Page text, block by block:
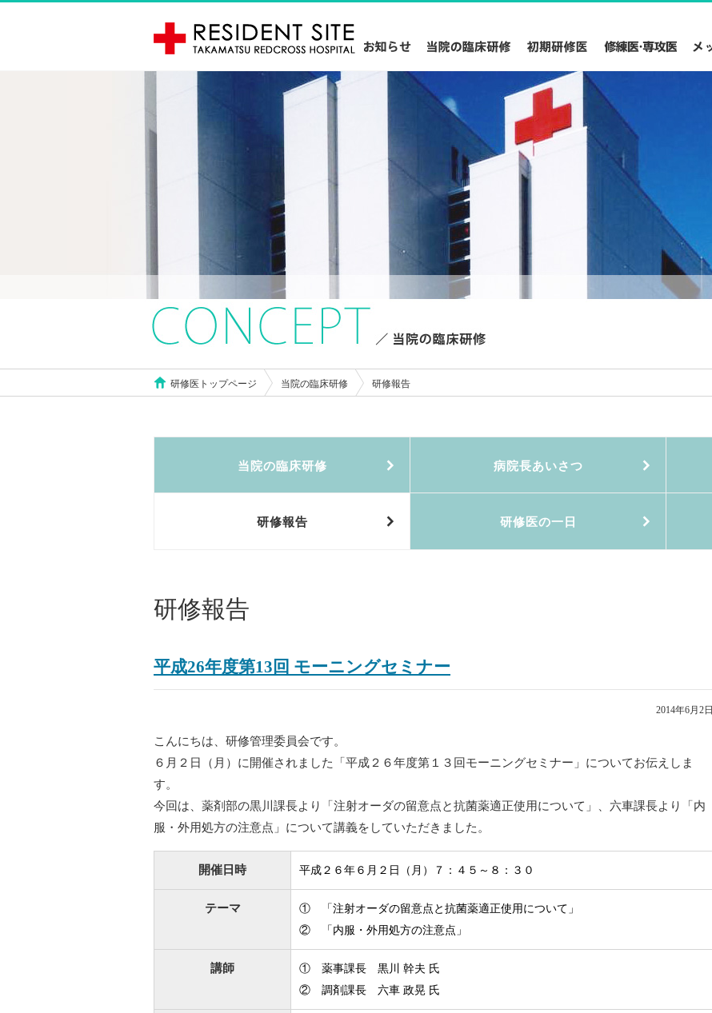
研修医トップページ 当院の臨床研修 研修報告
当院の臨床研修 病院長あいさつ
研修報告 研修医の一日
研修報告
平成26年度第13回 モーニングセミナー
2014年6月2日
こんにちは、研修管理委員会です。
６月２日（月）に開催されました「平成２６年度第１３回モーニングセミナー」についてお伝えしま
す。
今回は、薬剤部の黒川課長より「注射オーダの留意点と抗菌薬適正使用について」、六車課長より「内
服・外用処方の注意点」について講義をしていただきました。
開催日時 平成２６年６月２ 日（月）７：４５～８：３０
テーマ
① 「注射オーダの留意点と抗菌薬適正使用について」
② 「内服・外用処方の注意点」
講師
① 薬事課長 黒川 幹夫 氏
② 調剤課長 六車 政晃 氏